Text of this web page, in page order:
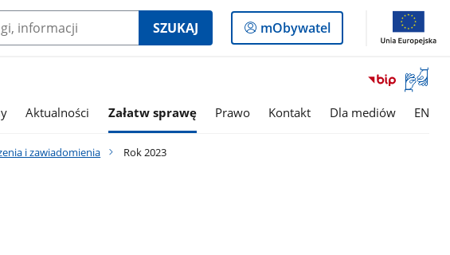
SZUKAJ
Logowanie
do
mObywatel
Otwórz
okno
Aktualności Załatw sprawę Prawo Kontakt Dla mediów EN
i zawiadomienia Rok 2023